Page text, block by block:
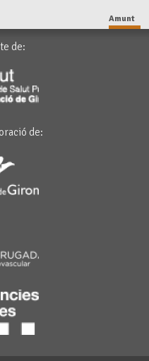
Amunt
de:
de: